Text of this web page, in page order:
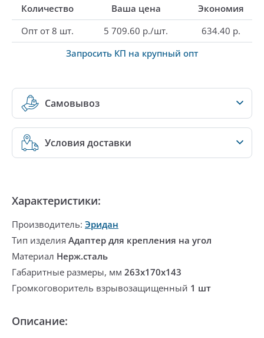
Количество Ваша цена
Экономия
Опт от 8 шт.
5 709.60 р./шт.
634.40 р.
Запросить КП на крупный опт
Самовывоз
Условия доставки
Характеристики:
Производитель: Эридан
Тип изделия Адаптер для крепления на угол
Материал Нерж.сталь
Габаритные размеры, мм 263х170х143
Громкоговоритель взрывозащищенный 1 шт
Описание: